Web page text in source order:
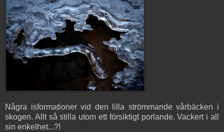
Några isformationer vid den lilla strömmande vårbäcken i
skogen. Allt så stilla utom ett försiktigt porlande. Vackert i all
sin enkelhet...?!